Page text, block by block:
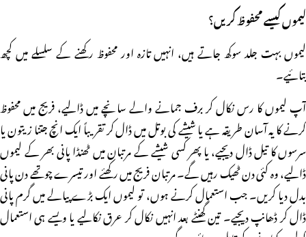
لیموں کیسے محفوظ کریں؟
لیموں بہت جلد سوکھ جاتے ہیں، انہیں تازہ اور محفوظ رکھنے کے سلسلے میں کچھ
بتائیے۔
آپ لیموں کا رس نکال کر برف جمانے والے سانچے میں ڈالیے، فریج میں محفوظ
کرنے کا یہ آسان طریقہ ہے یا شیشے کی بوتل میں ڈال کر تقریباً ایک انچ جتنا زیتون یا
سرسوں کا تیل ڈال دیجیے، یا پھر کسی شیشے کے مرتبان میں ٹھنڈا پانی بھر کے لیموں
ڈالیے، وہ کئی دن ٹھیک رہیں گے۔ مرتبان فریج میں رکھئے اور تیسرے چوتھے دن پانی
بدل دیا کریں۔ جب استعمال کرنے ہوں، تو لیموں ایک بڑے پیالے میں گرم پانی
ڈال کر ڈھانپ دیجیے۔ تین گھنٹے بعد انہیں نکال کر عرق نکالیے یا ویسے ہی استعمال